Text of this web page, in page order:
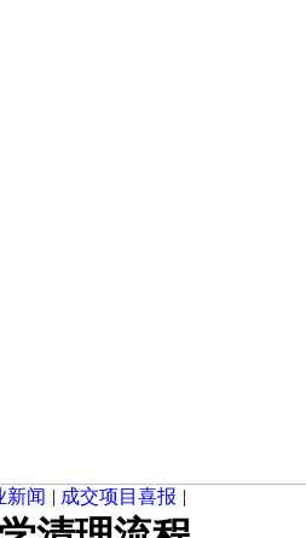
新闻 | 成交项目喜报 |